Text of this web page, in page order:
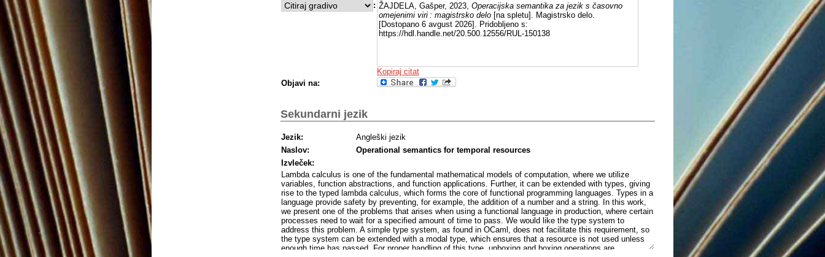
: ŽAJDELA, Gašper, 2023, Operacijska semantika za jezik s časovno
omejenimi viri : magistrsko delo [na spletu]. Magistrsko delo.
[Dostopano 6 avgust 2026]. Pridobljeno s:
https://hdl.handle.net/20.500.12556/RUL-150138
Kopiraj citat
Objavi na:
Sekundarni jezik
Jezik:
Angleški jezik
Naslov:
Operational semantics for temporal resources
Izvleček:
Lambda calculus is one of the fundamental mathematical models of computation, where we utilize
variables, function abstractions, and function applications. Further, it can be extended with types, giving
rise to the typed lambda calculus, which forms the core of functional programming languages. Types in a
language provide safety by preventing, for example, the addition of a number and a string. In this work,
we present one of the problems that arises when using a functional language in production, where certain
processes need to wait for a specified amount of time to pass. We would like the type system to
address this problem. A simple type system, as found in OCaml, does not facilitate this requirement, so
the type system can be extended with a modal type, which ensures that a resource is not used unless
enough time has passed. For proper handling of this type, unboxing and boxing operations are